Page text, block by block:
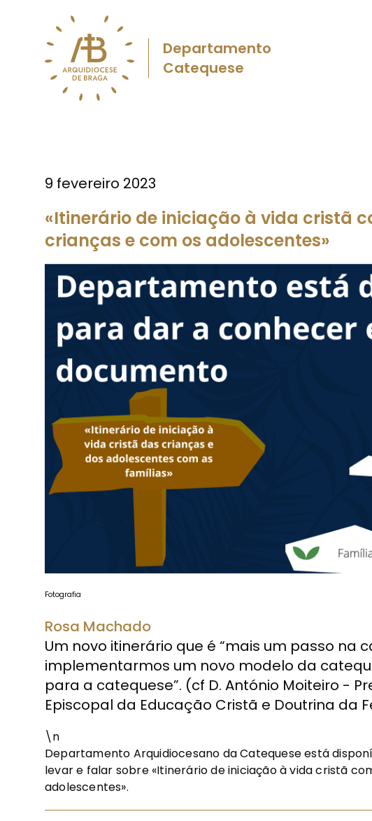
Departamento
Catequese
9 fevereiro 2023
«Itinerário de iniciação à vida cristã
crianças e com os adolescentes»
Fotografia
Rosa Machado
Um novo itinerário que é “mais um passo na
implementarmos um novo modelo da
para a catequese”. (cf D. António Moiteiro -
Episcopal da Educação Cristã e Doutrina da
\n
Departamento Arquidiocesano da Catequese está
levar e falar sobre «Itinerário de iniciação à vida cristã
adolescentes».